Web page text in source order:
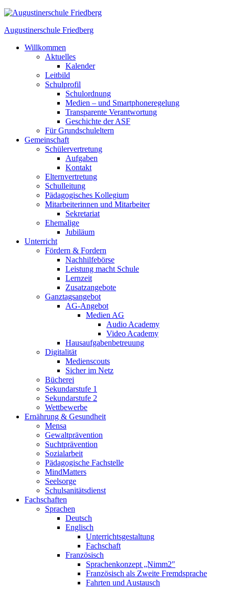
Augustinerschule Friedberg
Willkommen
Aktuelles
Kalender
Leitbild
Schulprofil
Schulordnung
Medien – und Smartphoneregelung
Transparente Verantwortung
Geschichte der ASF
Für Grundschuleltern
Gemeinschaft
Schülervertretung
Aufgaben
Kontakt
Elternvertretung
Schulleitung
Pädagogisches Kollegium
Mitarbeiterinnen und Mitarbeiter
Sekretariat
Ehemalige
Jubiläum
Unterricht
Fördern & Fordern
Nachhilfebörse
Leistung macht Schule
Lernzeit
Zusatzangebote
Ganztagsangebot
AG-Angebot
Medien AG
Audio Academy
Video Academy
Hausaufgabenbetreuung
Digitalität
Medienscouts
Sicher im Netz
Bücherei
Sekundarstufe 1
Sekundarstufe 2
Wettbewerbe
Ernährung & Gesundheit
Mensa
Gewaltprävention
Suchtprävention
Sozialarbeit
Pädagogische Fachstelle
MindMatters
Seelsorge
Schulsanitätsdienst
Fachschaften
Sprachen
Deutsch
Englisch
Unterrichtsgestaltung
Fachschaft
Französisch
Sprachenkonzept „Nimm2″
Französisch als Zweite Fremdsprache
Fahrten und Austausch